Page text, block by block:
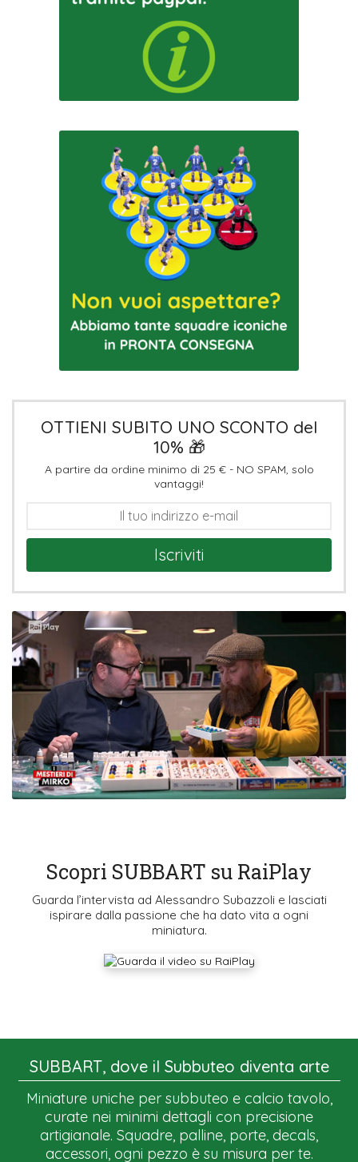
OTTIENI SUBITO UNO SCONTO del
10% 🎁
A partire da ordine minimo di 25 € - NO SPAM, solo
vantaggi!
Iscriviti
Scopri SUBBART su RaiPlay
Guarda l’intervista ad Alessandro Subazzoli e lasciati
ispirare dalla passione che ha dato vita a ogni
miniatura.
SUBBART, dove il Subbuteo diventa arte
Miniature uniche per subbuteo e calcio tavolo,
curate nei minimi dettagli con precisione
artigianale. Squadre, palline, porte, decals,
accessori, ogni pezzo è su misura per te.